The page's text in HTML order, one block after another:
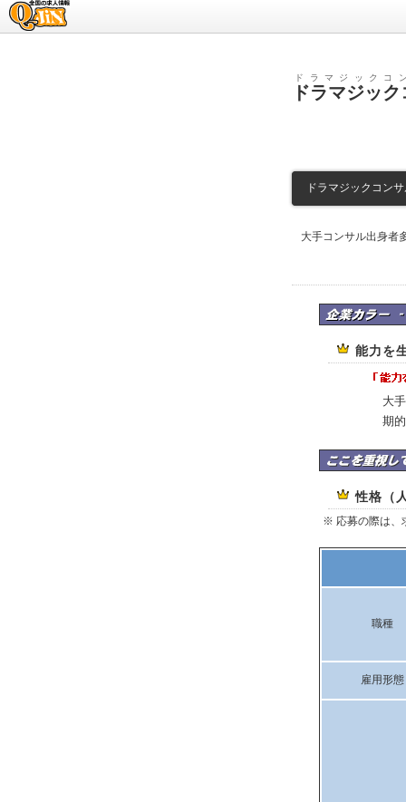
ドラマジッ
ドラマジックコ
求人情報のQ-JiN
ドラマジックコン
大手コンサル出身者
ドラマジックコンサ
能力を
大
期
ドラマジックコンサ
性格（
※ 応募の際は、
職種
雇用形態